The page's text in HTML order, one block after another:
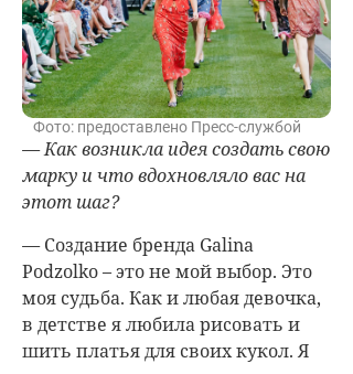
Фото: предоставлено Пресс-службой
— Как возникла идея создать свою
марку и что вдохновляло вас на
этот шаг?
—Создание бренда Galina
Podzolko – это не мой выбор. Это
моя судьба. Как и любая девочка,
в детстве я любила рисовать и
шить платья для своих кукол. Я